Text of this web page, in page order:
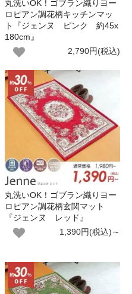
丸洗いOK！ゴブラン織りヨー
ロピアン調花柄キッチンマッ
ト『ジェンヌ ピンク 約45x
180cm』
2,790円(税込)
丸洗いOK！ゴブラン織りヨー
ロピアン調花柄玄関マット
『ジェンヌ レッド』
1,390円(税込)～